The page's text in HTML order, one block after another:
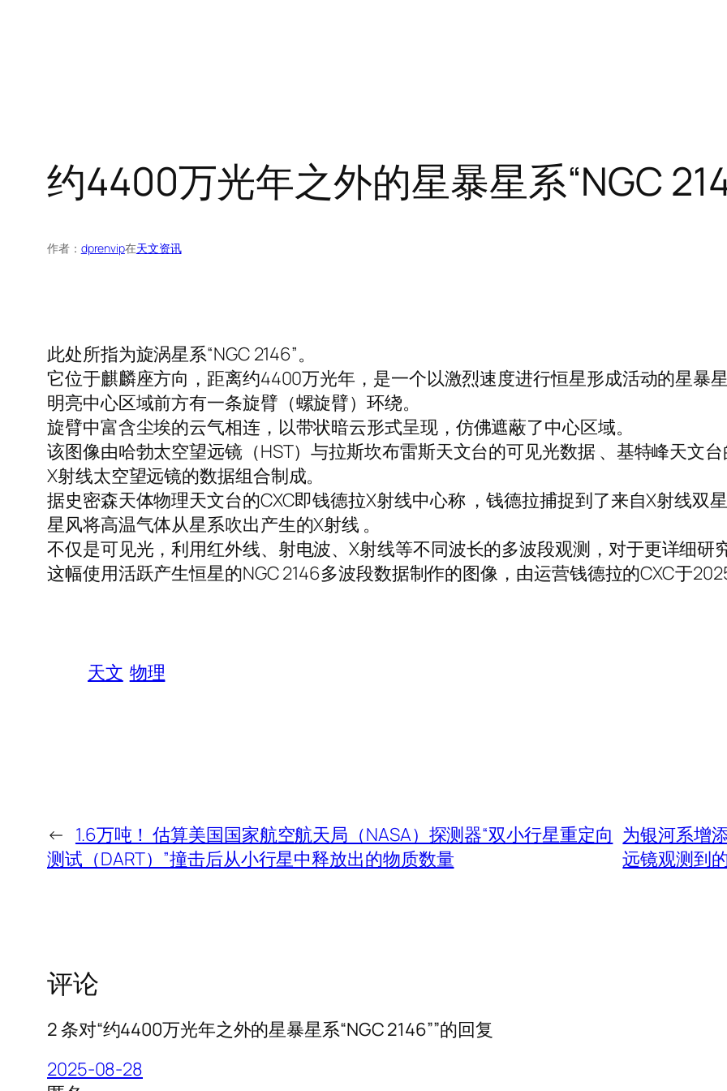
约4400万光年之外的星暴星系“NGC
作者： dprenvip在天文资讯
此处所指为旋涡星系“NGC 2146”。
它位于麒麟座方向，距离约4400万光年，是一个以激烈速度进行恒星形成活动的星暴
明亮中心区域前方有一条旋臂（螺旋臂）环绕。
旋臂中富含尘埃的云气相连，以带状暗云形式呈现，仿佛遮蔽了中心区域。
该图像由哈勃太空望远镜（HST）与拉斯坎布雷斯天文台的可见光数据 、基特峰天文
X射线太空望远镜的数据组合制成。
据史密森天体物理天文台的CXC即钱德拉X射线中心称 ，钱德拉捕捉到了来自X射线双
星风将高温气体从星系吹出产生的X射线 。
不仅是可见光，利用红外线、射电波、X射线等不同波长的多波段观测，对于更详细研
这幅使用活跃产生恒星的NGC 2146多波段数据制作的图像，由运营钱德拉的CXC于
天文 物理
← 1.6万吨！ 估算美国国家航空航天局（NASA）探测器“双小行星重定向
测试（DART）”撞击后从小行星中释放出的物质数量
为银河系增
远镜观测到
评论
2 条对“约4400万光年之外的星暴星系“NGC 2146””的回复
2025-08-28